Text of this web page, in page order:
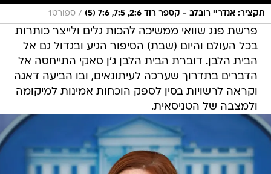
תקציר: אנדריי רובלב - קספר רוד 2:6, 7:5, 7:6 (5) / ספורט1
פרשת פנג שוואי ממשיכה להכות גלים ולייצר כותרות
בכל העולם והיום (שבת) הסיפור הגיע ובגדול גם אל
הבית הלבן. דוברת הבית הלבן ג'ן סאקי התייחסה אל
הדברים בתדרוך שערכה לעיתונאים, ובו הביעה דאגה
וקראה לרשויות בסין לספק הוכחות אמינות למיקומה
ולמצבה של הטניסאית.